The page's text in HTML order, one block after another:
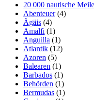
20 000 nautische
Abenteuer(4)
Ägäis (4)
Amalfi (1)
Anguilla (1)
Atlantik (12)
Azoren (5)
Balearen (1)
Barbados (1)
Behörden (1)
Bermudas (1)